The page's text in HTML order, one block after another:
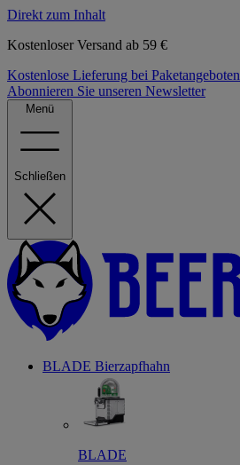
Direkt zum Inhalt
Kostenloser Versand ab 59 €
Kostenlose Lieferung bei Paketangeboten
Abonnieren Sie unseren Newsletter
Menü
Schließen
BLADE Bierzapfhahn
BLADE